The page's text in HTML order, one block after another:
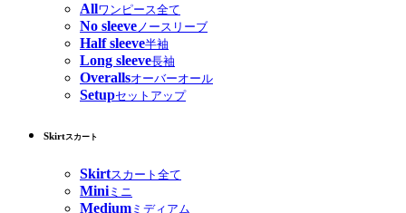
Allワンピース全て
No sleeveノースリーブ
Half sleeve半袖
Long sleeve長袖
Overallsオーバーオール
Setupセットアップ
Skirtスカート
Skirtスカート全て
Miniミニ
Medium ミディアム